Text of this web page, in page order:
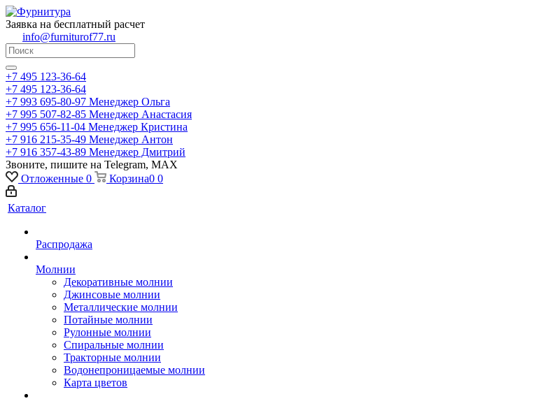
Заявка на бесплатный расчет
info@furniturof77.ru
+7 495 123-36-64
+7 495 123-36-64
+7 993 695-80-97 Менеджер Ольга
+7 995 507-82-85 Менеджер Анастасия
+7 995 656-11-04 Менеджер Кристина
+7 916 215-35-49 Менеджер Антон
+7 916 357-43-89 Менеджер Дмитрий
Звоните, пишите на Telegram, MAX
Отложенные 0 Корзина0 0
Каталог
Распродажа
Молнии
Декоративные молнии
Джинсовые молнии
Металлические молнии
Потайные молнии
Рулонные молнии
Спиральные молнии
Тракторные молнии
Водонепроницаемые молнии
Карта цветов